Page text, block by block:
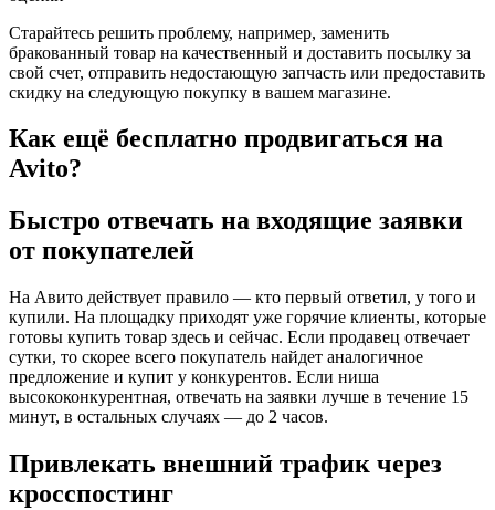
Старайтесь решить проблему, например, заменить
бракованный товар на качественный и доставить посылку за
свой счет, отправить недостающую запчасть или предоставить
скидку на следующую покупку в вашем магазине.
Как ещё бесплатно продвигаться на
Avito?
Быстро отвечать на входящие заявки
от покупателей
На Авито действует правило — кто первый ответил, у того и
купили. На площадку приходят уже горячие клиенты, которые
готовы купить товар здесь и сейчас. Если продавец отвечает
сутки, то скорее всего покупатель найдет аналогичное
предложение и купит у конкурентов. Если ниша
высококонкурентная, отвечать на заявки лучше в течение 15
минут, в остальных случаях — до 2 часов.
Привлекать внешний трафик через
кросспостинг